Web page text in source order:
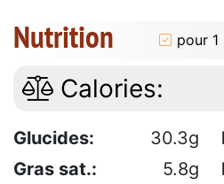
Nutrition pour
Calories:
Glucides: 30.3g
Gras sat.:
5.8g